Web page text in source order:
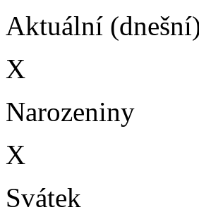
Aktuální
X
Narozeniny
X
Svátek